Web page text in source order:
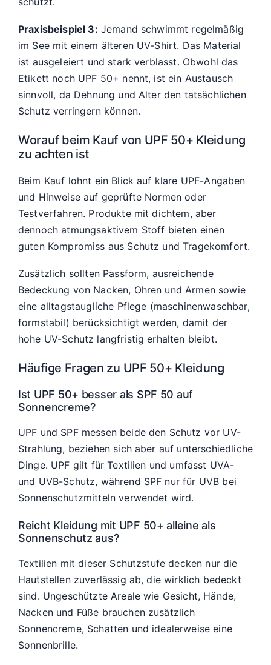
Praxisbeispiel 3: Jemand schwimmt regelmäßig
im See mit einem älteren UV-Shirt. Das Material
ist ausgeleiert und stark verblasst. Obwohl das
Etikett noch UPF 50+ nennt, ist ein Austausch
sinnvoll, da Dehnung und Alter den tatsächlichen
Schutz verringern können.
Worauf beim Kauf von UPF 50+ Kleidung
zu achten ist
Beim Kauf lohnt ein Blick auf klare UPF-Angaben
und Hinweise auf geprüfte Normen oder
Testverfahren. Produkte mit dichtem, aber
dennoch atmungsaktivem Stoff bieten einen
guten Kompromiss aus Schutz und Tragekomfort.
Zusätzlich sollten Passform, ausreichende
Bedeckung von Nacken, Ohren und Armen sowie
eine alltagstaugliche Pflege (maschinenwaschbar,
formstabil) berücksichtigt werden, damit der
hohe UV-Schutz langfristig erhalten bleibt.
Häufige Fragen zu UPF 50+ Kleidung
Ist UPF 50+ besser als SPF 50 auf
Sonnencreme?
UPF und SPF messen beide den Schutz vor UV-
Strahlung, beziehen sich aber auf unterschiedliche
Dinge. UPF gilt für Textilien und umfasst UVA-
und UVB-Schutz, während SPF nur für UVB bei
Sonnenschutzmitteln verwendet wird.
Reicht Kleidung mit UPF 50+ alleine als
Sonnenschutz aus?
Textilien mit dieser Schutzstufe decken nur die
Hautstellen zuverlässig ab, die wirklich bedeckt
sind. Ungeschützte Areale wie Gesicht, Hände,
Nacken und Füße brauchen zusätzlich
Sonnencreme, Schatten und idealerweise eine
Sonnenbrille.